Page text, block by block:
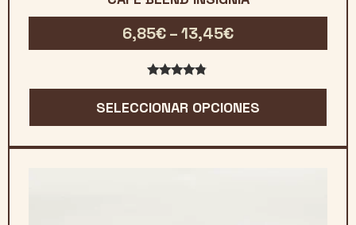
6,85€–13,45€Rango
de
desde
6,85€
hasta
4.66de 5
SELECCIONAR OPCIONES